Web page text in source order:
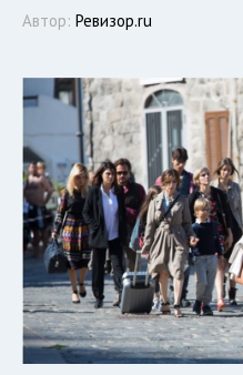
Автор: Ревизор.ru